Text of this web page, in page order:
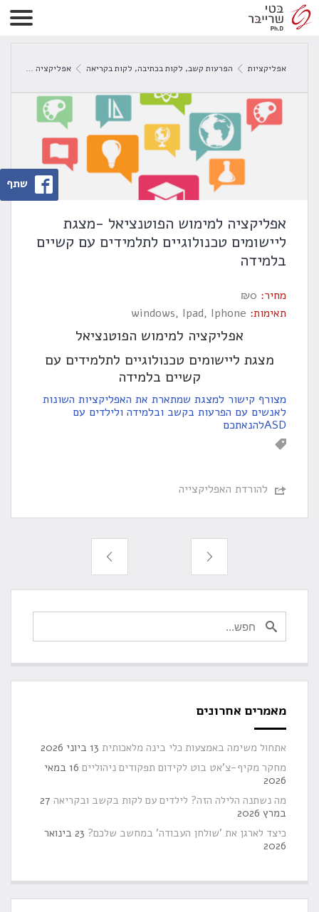
אפליקציות הפרעות קשב, לקות בכתיבה, לקות בקריאה אפליקציה למימוש הפוטנציאל -מצגת ליישומים טכנולוגיים לתלמידים עם קשיים בלמידה
אפליקציה למימוש הפוטנציאל -מצגת
ליישומים טכנולוגיים לתלמידים עם קשיים
בלמידה
מחיר: ₪0
תאימות: windows, Ipad, Iphone
אפליקציה למימוש הפוטנציאל
מצגת ליישומים טכנולוגיים לתלמידים עם
קשיים בלמידה
מצורף קישור למצגת שמתארת את האפליקציות השונות
לאנשים עם הפרעות בקשב ובלמידה ולילדים עם
ASDלהנאתכם
שתף
להורדת האפליקצייה
מאמרים אחרונים
אתחול משימה באמצעות כלי בינה מלאכותית 13 ביוני 2026
מחקר מקיף-צ'אט בוט לקידום תפקודים ניהוליים
16 במאי
2026
מה נשתנה הלילה הזה? לילדים עם לקות בקשב ובקריאה 27
במרץ 2026
כיצד לארגן את 'שולחן העבודה' במחשב שלכם?
23 בינואר
2026